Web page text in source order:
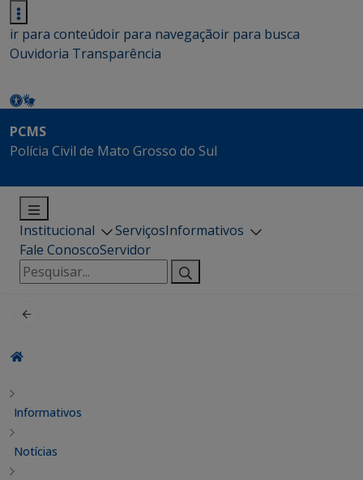
ir para conteúdoir para navegaçãoir para busca
Ouvidoria Transparência
PCMS
Polícia Civil de Mato Grosso do Sul
Institucional ServiçosInformativos
Fale ConoscoServidor
Pesquisar
por:
Informativos
Notícias